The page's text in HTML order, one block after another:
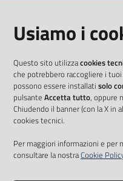
Usiamo i
Questo sito utilizzacookies
che potrebbero raccogliere i
possono essere installati solo
pulsante Accetta tutto, oppure
Chiudendo il banner (con la X in
cookies tecnici.
Per maggiori informazioni e per
consultare la nostraCookie